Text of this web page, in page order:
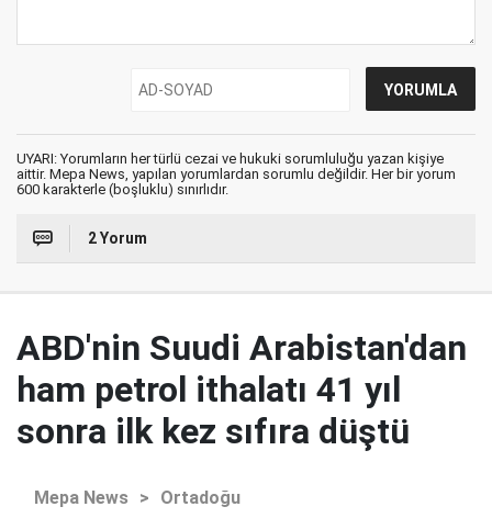
UYARI: Yorumların her türlü cezai ve hukuki sorumluluğu yazan kişiye
aittir. Mepa News, yapılan yorumlardan sorumlu değildir. Her bir yorum
600 karakterle (boşluklu) sınırlıdır.
2 Yorum
ABD'nin Suudi Arabistan'dan
ham petrol ithalatı 41 yıl
sonra ilk kez sıfıra düştü
Mepa News > Ortadoğu